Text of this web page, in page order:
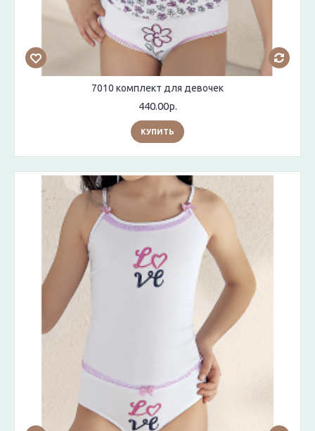
7010 комплект для девочек
440.00р.
КУПИТЬ